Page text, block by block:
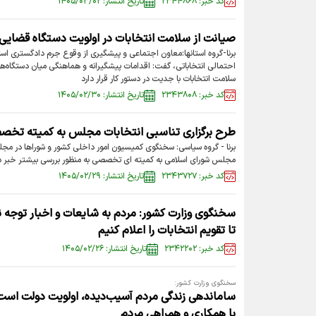
صیانت از سلامت انتخابات در اولویت دستگاه قضایی
برنا-گروه استانها:معاون اجتماعی و پیشگیری از وقوع جرم دادگستری
احتمالی انتخاباتی، گفت: اقدامات پیشگیرانه و هماهنگی میان
سلامت انتخابات با جدیت در دستور کار قرار دارد
کد خبر: ۲۳۴۳۸۰۸
تاریخ انتشار: ۱۴۰۵/۰۲/۳۰
طرح برگزاری تناسبی انتخابات مجلس به کمیته
برنا - گروه سیاسی: سخنگوی کمیسیون امور داخلی کشور و شوراها در
مجلس شورای اسلامی به کمیته ای تخصصی به منظور بررسی بیشتر خبر
کد خبر: ۲۳۴۳۷۲۷
تاریخ انتشار: ۱۴۰۵/۰۲/۲۹
سخنگوی وزارت کشور: مردم به شایعات و اخبار
تا تقویم انتخابات را اعلام کنیم
کد خبر: ۲۳۴۲۲۰۲ تاریخ انتشار: ۱۴۰۵/۰۲/۲۶
سخنگوی وزارت کشور:
ساماندهی زندگی مردم آسیب‌دیده، اولویت دولت